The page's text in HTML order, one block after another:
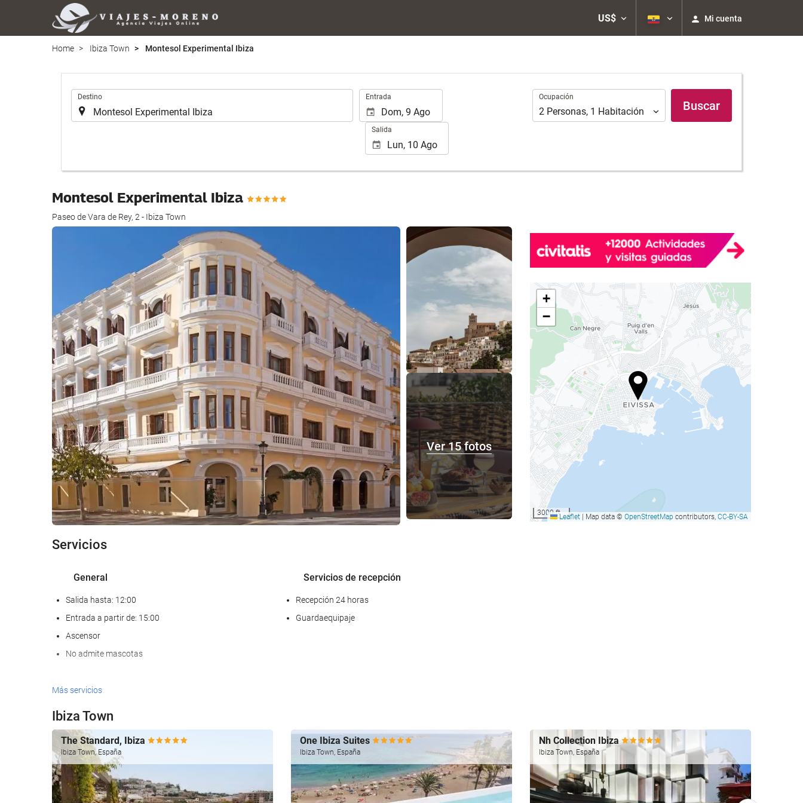
US$ Mi cuenta
Home Ibiza Town Montesol Experimental Ibiza
Destino Entrada
Salida
Ocupación
Ocupación
2 Personas, 1 Habitación Buscar
Montesol Experimental Ibiza
Paseo de Vara de Rey, 2 - Ibiza Town
Ver 15 fotos
Ver 15 fotos
Servicios
General
Salida hasta: 12:00
Entrada a partir de: 15:00
Ascensor
No admite mascotas
Servicios de recepción
Recepción 24 horas
Guardaequipaje
Comida y bebida
Servicio de limpieza
Servicio de lavandería
Más servicios
+
−
3000 ftLeaflet | Map data © OpenStreetMap contributors, CC-BY-SA
Ibiza Town
The Standard, Ibiza
Ibiza Town, España
One Ibiza Suites
Ibiza Town, España
Nh Collection Ibiza
Ibiza Town, España